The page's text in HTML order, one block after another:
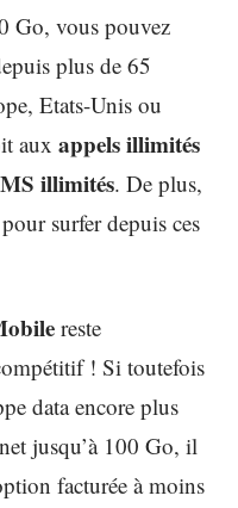
Go, vous pouvez
plus de 65
Etats-Unis ou
aux appels illimités
illimités. De plus,
surfer depuis ces
reste
! Si toutefois
data encore plus
jusqu’à 100 Go, il
facturée à moins